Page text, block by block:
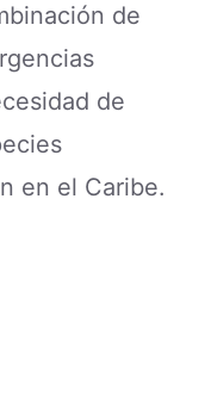
de
de
en el Caribe.